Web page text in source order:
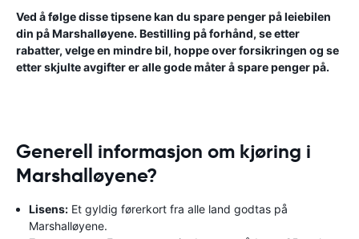
Ved å følge disse tipsene kan du spare penger på leiebilen
din på Marshalløyene. Bestilling på forhånd, se etter
rabatter, velge en mindre bil, hoppe over forsikringen og se
etter skjulte avgifter er alle gode måter å spare penger på.
Generell informasjon om kjøring i
Marshalløyene?
Lisens: Et gyldig førerkort fra alle land godtas på
Marshalløyene.